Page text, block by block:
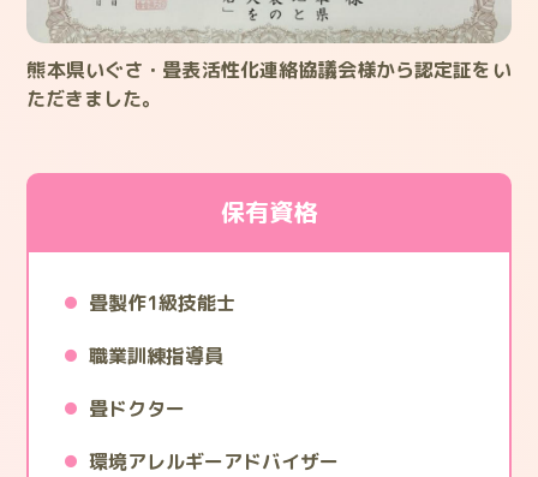
熊本県いぐさ・畳表活性化連絡協議会様から認定証をい
ただきました。
保有資格
畳製作1級技能士
職業訓練指導員
畳ドクター
環境アレルギーアドバイザー